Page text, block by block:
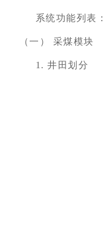
系统功能列表：
（一） 采煤模块
1.井田划分